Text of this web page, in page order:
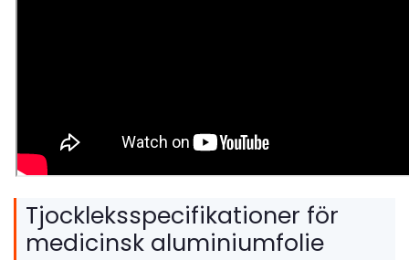
Tjockleksspecifikationer för
medicinsk aluminiumfolie